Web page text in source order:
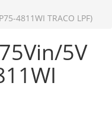
4811WI TRACO LPF)
5V